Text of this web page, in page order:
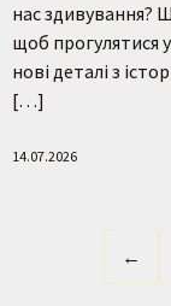
нас здивування?
щоб прогулятися
нові деталі з
[…]
14.07.2026
←